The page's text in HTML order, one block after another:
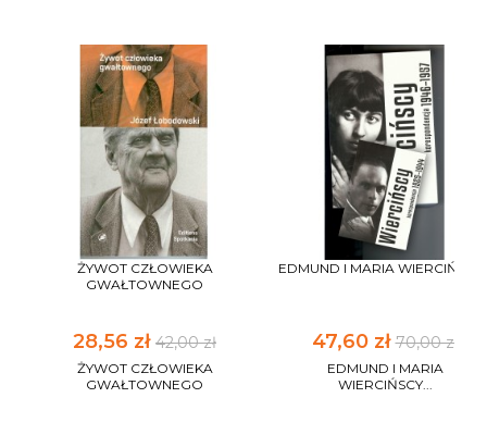
ŻYWOT CZŁOWIEKA
GWAŁTOWNEGO
28,56 zł 42,00 zł
ŻYWOT CZŁOWIEKA
GWAŁTOWNEGO
EDMUND I MARIA
47,60 zł70,00 zł
EDMUND I MARIA
WIERCIŃSCY...